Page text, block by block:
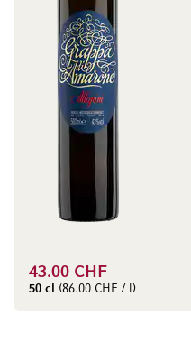
43.00 CHF
50 cl (86.00 CHF / l)